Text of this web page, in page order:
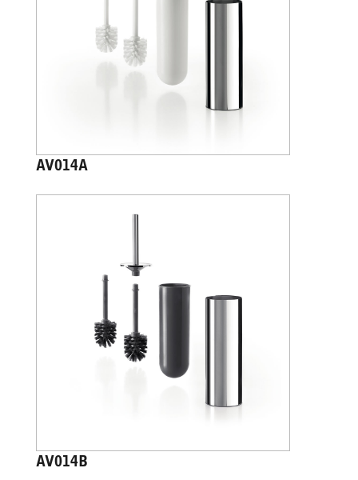
AV014A
AV014B